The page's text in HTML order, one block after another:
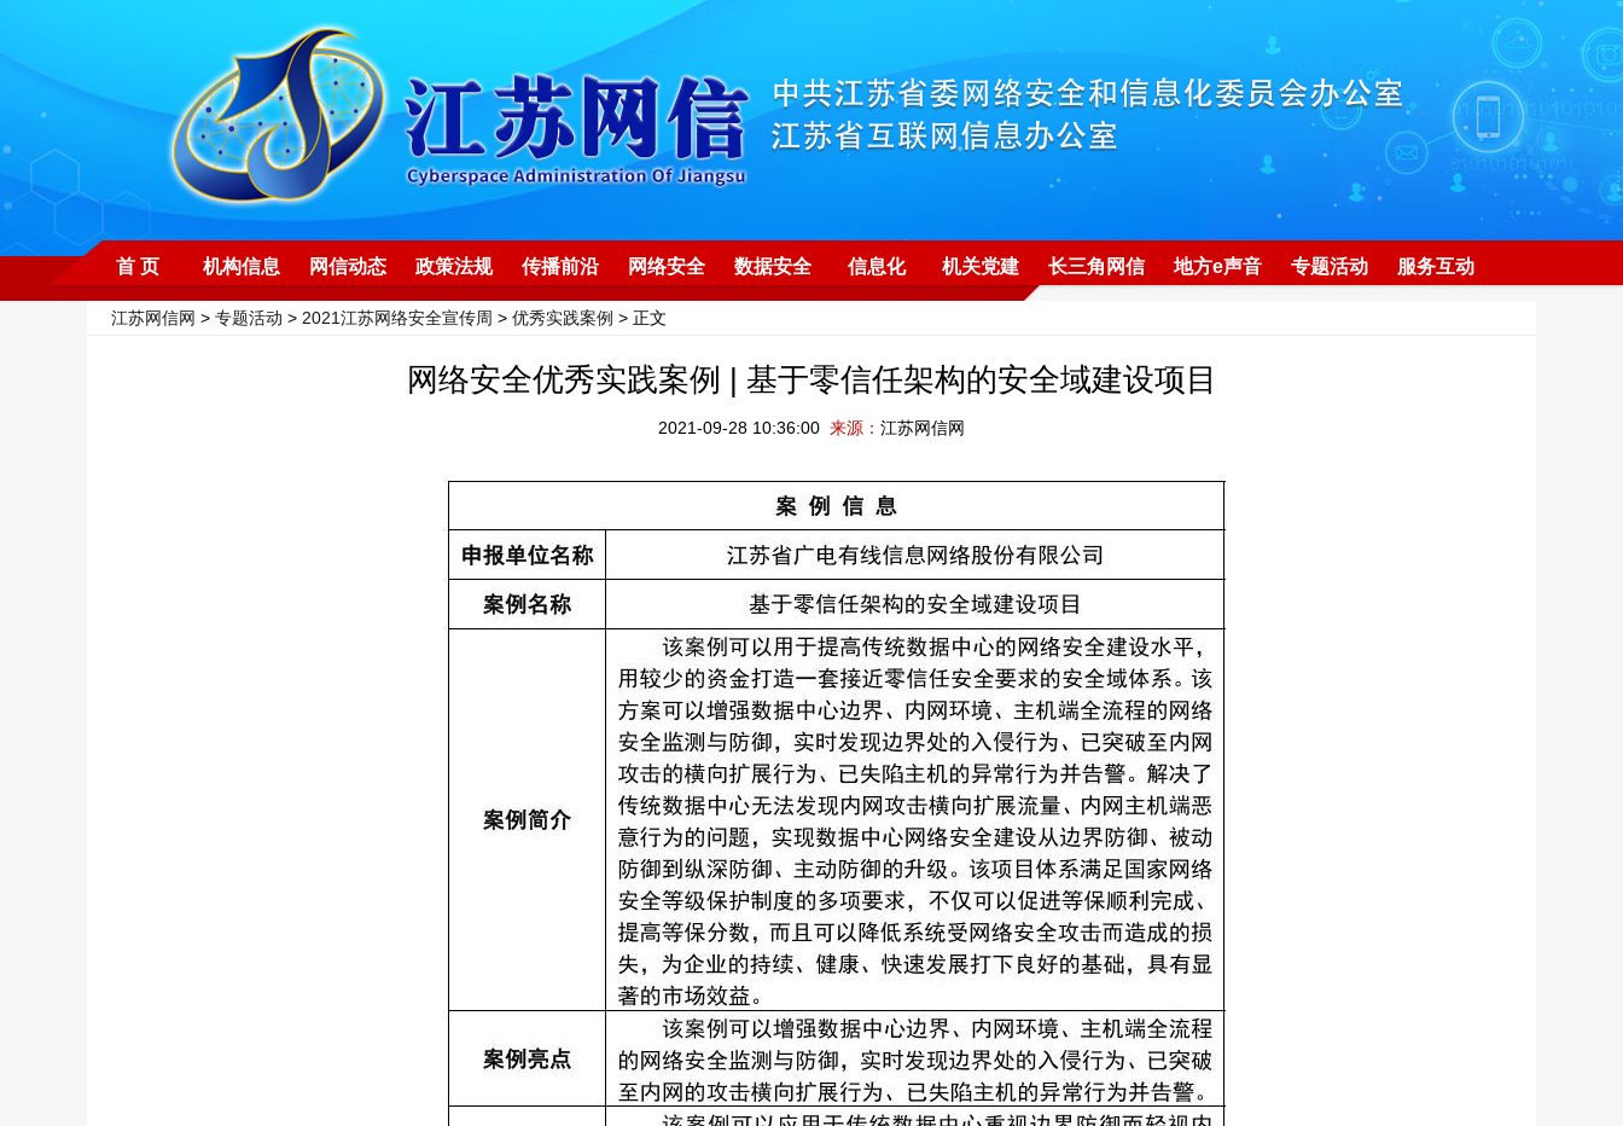
首 页 机构信息 网信动态 政策法规 传播前沿 网络安全 数据安全 信息化 机关党建 长三角网信 地方e声音 专题活动 服务互动
江苏网信网 > 专题活动 > 2021江苏网络安全宣传周 > 优秀实践案例 > 正文
网络安全优秀实践案例 | 基于零信任架构的安全域建设项目
2021-09-28 10:36:00 来源： 江苏网信网